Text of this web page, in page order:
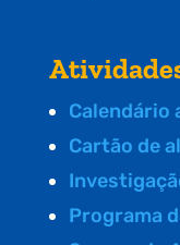
Calendário
Cartão de
Programa